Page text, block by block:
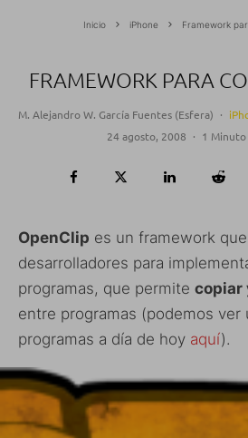
Inicio iPhone Framework
FRAMEWORK PARA
M. Alejandro W. García Fuentes (Esfera) ·
24 agosto, 2008 · 1
OpenClip es un framework
desarrolladores para
programas, que permite copiar
entre programas (podemos ver
programas a día de hoy aquí).